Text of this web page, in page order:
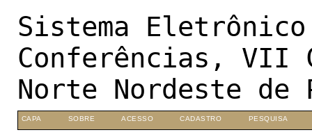
Sistema
Conferências, VII
Norte Nordeste de
CAPA SOBRE ACESSO CADASTRO PESQUISA